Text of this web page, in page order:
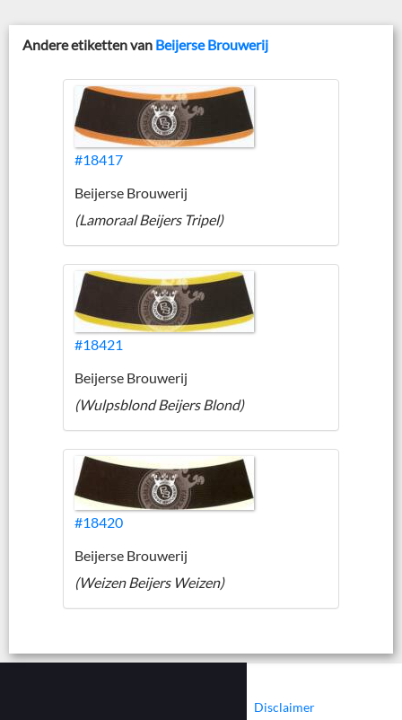
Andere etiketten van Beijerse Brouwerij
#18417
Beijerse Brouwerij
(Lamoraal Beijers Tripel)
#18421
Beijerse Brouwerij
(Wulpsblond Beijers Blond)
#18420
Beijerse Brouwerij
(Weizen Beijers Weizen)
Disclaimer